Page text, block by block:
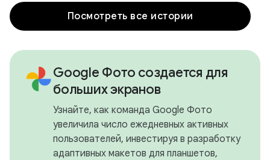
Посмотреть все истории
Google Фото создается для
больших экранов
Узнайте, как команда Google Фото
увеличила число ежедневных активных
пользователей, инвестируя в разработку
адаптивных макетов для планшетов,